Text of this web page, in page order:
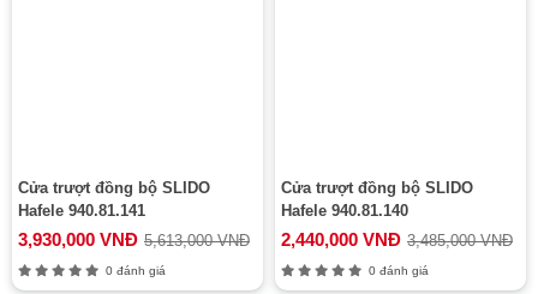
Cửa trượt đồng bộ SLIDO
Hafele 940.81.141
3,930,000 VNĐ 5,613,000 VNĐ
0 đánh giá
Cửa trượt đồng bộ SLIDO
Hafele 940.81.140
2,440,000 VNĐ 3,485,000 VNĐ
0 đánh giá